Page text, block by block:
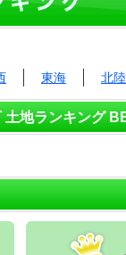
東海 北
土地ランキング